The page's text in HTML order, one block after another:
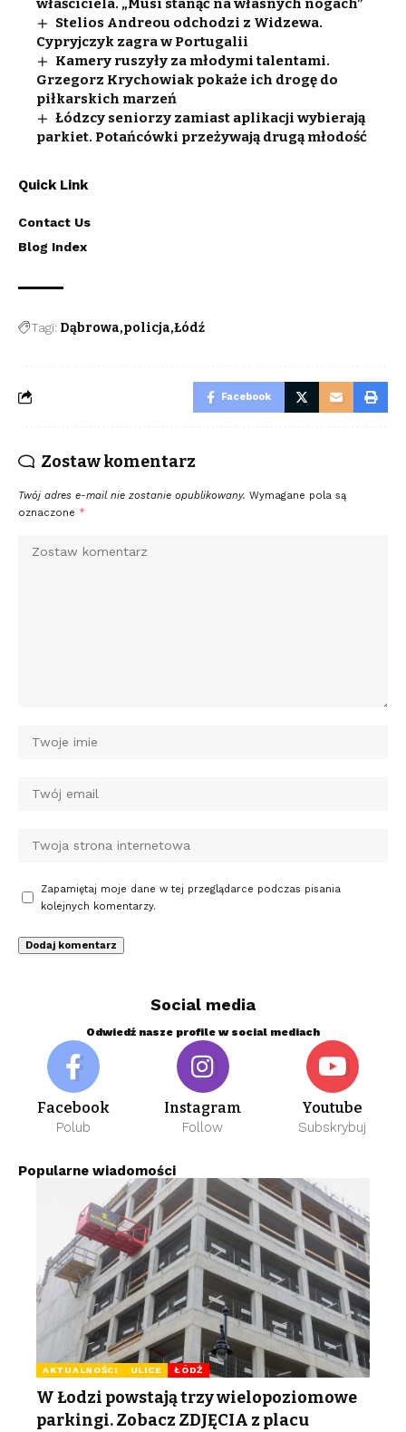
właściciela. „Musi stanąć na własnych nogach”
Stelios Andreou odchodzi z Widzewa.
Cypryjczyk zagra w Portugalii
Kamery ruszyły za młodymi talentami.
Grzegorz Krychowiak pokaże ich drogę do
piłkarskich marzeń
Łódzcy seniorzy zamiast aplikacji wybierają
parkiet. Potańcówki przeżywają drugą młodość
Quick Link
Contact Us
Blog Index
Tagi: Dąbrowa policja Łódź
Facebook
Zostaw komentarz
Twój adres e-mail nie zostanie opublikowany. Wymagane pola są
oznaczone *
Zapamiętaj moje dane w tej przeglądarce podczas pisania
kolejnych komentarzy.
Social media
Odwiedź nasze profile w social mediach
Facebook
Polub
Instagram
Follow
Youtube
Subskrybuj
Popularne wiadomości
AKTUALNOŚCI ULICE ŁÓDŹ
W Łodzi powstają trzy wielopoziomowe
parkingi. Zobacz ZDJĘCIA z placu